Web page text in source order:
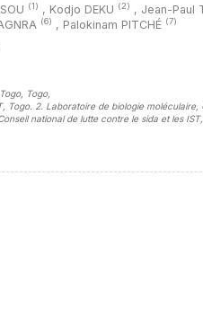
(1) , Kodjo DEKU (2) , Jean-Paul
(6) , Palokinam PITCHÉ (7)
Togo,
Togo. 2. Laboratoire de biologie
national de lutte contre le sida et les